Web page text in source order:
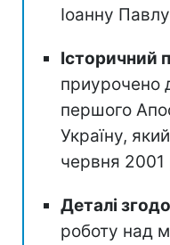
Іоанну
Історичний
приурочено
першого
Україну,
червня 2001
Деталі
роботу над